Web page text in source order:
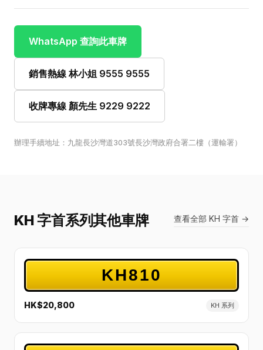
WhatsApp 查詢此車牌
銷售熱線 林小姐 9555 9555
收牌專線 顏先生 9229 9222
辦理手續地址：九龍長沙灣道303號長沙灣政府合署二樓（運輸署）
KH 字首系列其他車牌 查看全部 KH 字首 →
KH810
HK$20,800 KH 系列